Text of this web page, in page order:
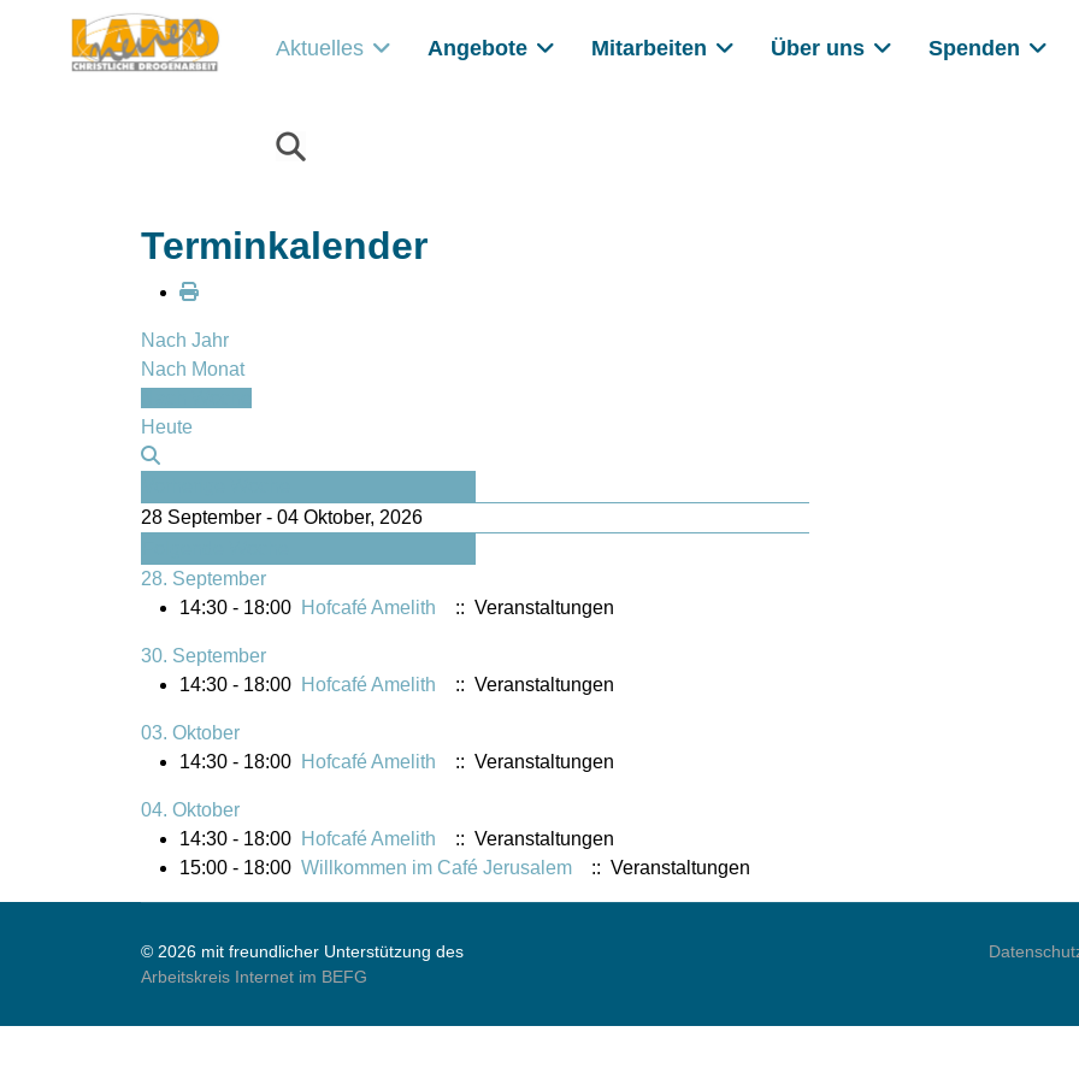
Aktuelles Angebote Mitarbeiten Über uns Spenden
Terminkalender
Nach Jahr
Nach Monat
Heute
28 September - 04 Oktober, 2026
28. September
14:30 - 18:00 Hofcafé Amelith :: Veranstaltungen
30. September
14:30 - 18:00 Hofcafé Amelith :: Veranstaltungen
03. Oktober
14:30 - 18:00 Hofcafé Amelith :: Veranstaltungen
04. Oktober
14:30 - 18:00 Hofcafé Amelith
:: Veranstaltungen
15:00 - 18:00 Willkommen im Café Jerusalem :: Veranstaltungen
© 2026 mit freundlicher Unterstützung des
Arbeitskreis Internet im BEFG